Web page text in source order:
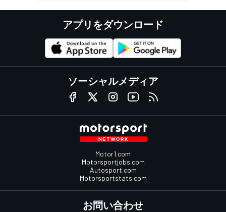
アプリをダウンロード
ソーシャルメディア
Motor1.com
Motorsportjobs.com
Autosport.com
Motorsportstats.com
お問い合わせ